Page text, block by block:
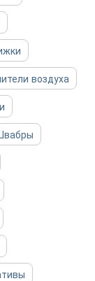
воздуха